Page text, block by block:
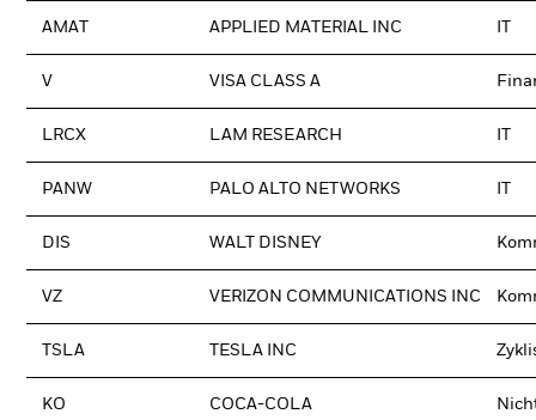
AMAT APPLIED MATERIAL INC
V VISA CLASS A
LRCX LAM RESEARCH
PANW PALO ALTO NETWORKS
DIS WALT DISNEY
VZ VERIZON COMMUNICATIONS INC
TSLA TESLA INC
KO COCA-COLA